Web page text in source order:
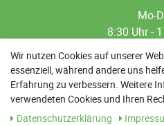
Mo-
8:30 Uhr -
8:30 Uhr -
13:00 Uhr -
Sa: 9:00 Uhr
Wir nutzen Cookies auf unserer
essenziell, während andere uns
Erfahrung zu verbessern. Weitere
verwendeten Cookies und Ihren
Daten­schutz­erklärung